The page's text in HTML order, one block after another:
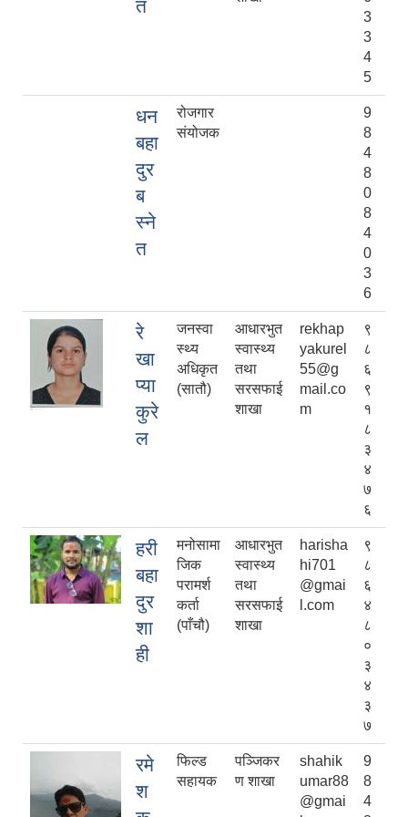
त
3
3
4
5
धन
बहा
दुर
ब
स्ने
त
रोजगार
संयोजक
9
8
4
8
0
8
4
0
3
6
रे
खा
प्या
कुरे
ल
जनस्वा
स्थ्य
अधिकृत
(सातौ)
आधारभुत
स्वास्थ्य
तथा
सरसफाई
शाखा
rekhap
yakurel
55@g
mail.co
m
९
८
६
९
१
८
३
४
७
६
हरी
बहा
दुर
शा
ही
मनोसामा
जिक
परामर्श
कर्ता
(पाँचौ)
आधारभुत
स्वास्थ्य
तथा
सरसफाई
शाखा
harisha
hi701
@gmai
l.com
९
८
६
४
८
०
३
४
३
७
रमे
श
फिल्ड
सहायक
पञ्जिकर
ण शाखा
shahik
umar88
@gmai
9
8
4